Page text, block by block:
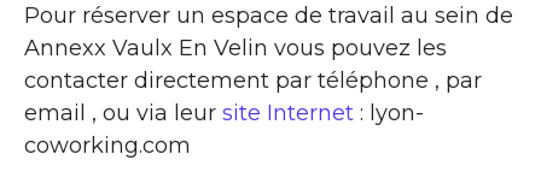
Pour réserver un espace de travail au sein de
Annexx Vaulx En Velin vous pouvez les
contacter directement par téléphone , par
email , ou via leur site Internet : lyon-
coworking.com